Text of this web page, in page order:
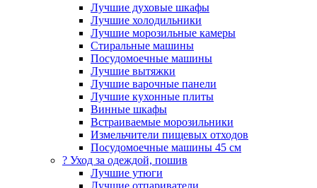
Лучшие духовые шкафы
Лучшие холодильники
Лучшие морозильные камеры
Стиральные машины
Посудомоечные машины
Лучшие вытяжки
Лучшие варочные панели
Лучшие кухонные плиты
Винные шкафы
Встраиваемые морозильники
Измельчители пищевых отходов
Посудомоечные машины 45 см
? Уход за одеждой, пошив
Лучшие утюги
Лучшие отпариватели